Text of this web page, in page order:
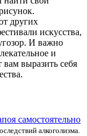
других
искусства,
И важно
и
вам выразить себя
самостоятельно
алкоголизма.